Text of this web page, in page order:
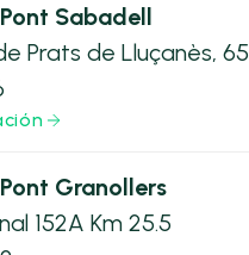
Sabadell
Prats de Lluçanès, 65
Granollers
152A Km 25.5